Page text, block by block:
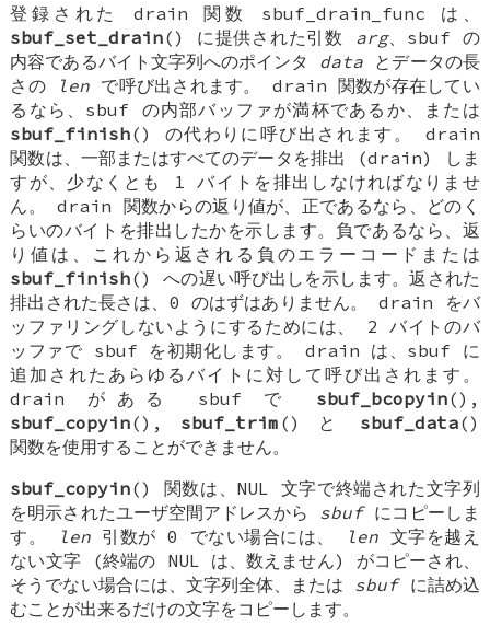
登録された drain 関数 sbuf_drain_func は、
sbuf_set_drain() に提供された引数 arg、sbuf の
内容であるバイト文字列へのポインタ data とデータの長
さの
len で呼び出されます。 drain 関数が存在してい
るなら、sbuf の内部バッファが満杯であるか、または
sbuf_finish() の代わりに呼び出されます。 drain
関数は、一部またはすべてのデータを排出 (drain) しま
すが、少なくとも 1 バイトを排出しなければなりませ
ん。 drain 関数からの返り値が、正であるなら、どのく
らいのバイトを排出したかを示します。負であるなら、返
り値は、これから返される負のエラーコードまたは
sbuf_finish() への遅い呼び出しを示します。返された
排出された長さは、0 のはずはありません。 drain をバ
ッファリングしないようにするためには、 2 バイトのバ
ッファで sbuf を初期化します。 drain は、sbuf に
追加されたあらゆるバイトに対して呼び出されます。
drain がある sbuf で sbuf_bcopyin(),
sbuf_copyin(), sbuf_trim () と sbuf_data()
関数を使用することができません。
sbuf_copyin() 関数は、NUL 文字で終端された文字列
を明示されたユーザ空間アドレスから sbufにコピーしま
す。
len引数が 0 でない場合には、 len 文字を越え
ない文字 (終端の NUL は、数えません) がコピーされ、
そうでない場合には、文字列全体、または sbufに詰め込
むことが出来るだけの文字をコピーします。